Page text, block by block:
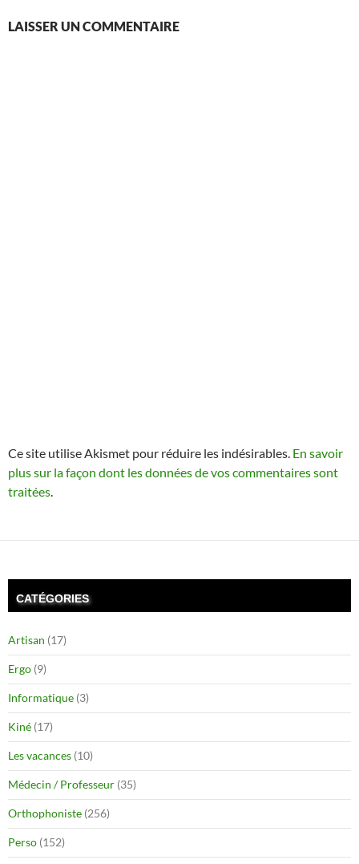
LAISSER UN COMMENTAIRE
Ce site utilise Akismet pour réduire les indésirables. En savoir
plus sur la façon dont les données de vos commentaires sont
traitées
CATÉGORIES
Artisan (17)
Ergo (9)
Informatique (3)
Kiné (17)
Les vacances (10)
Médecin / Professeur (35)
Orthophoniste (256)
Perso (152)